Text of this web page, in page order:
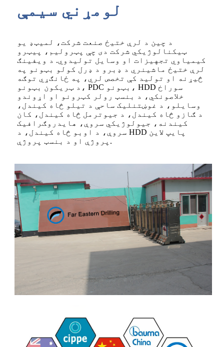
لومړني سیمې
د چین د لرې ختیځ صنعت شرکت، لمیټډ یو
ټیکنالوژیکي شرکت دی چې پټرولیم، پیټرو
کیمیاوي تجهیزات او وسایل تولیدوي. د ویفینګ
لرې ختیځ ماشینري د ډبرو د ډرل کولو بټونو په
څیړنه او تولید کې تخصص لري، په ځانګړي توګه
د ټریکون بټونو، PDC بټونو، HDD سوراخ
خلاصونکي، د بنسټ رولر کټرونو او اړوندو
وسایلو، د غوښتنلیک ساحې د تیلو څاه کیندل،
د ګازو څاه کیندل، د جیوترمل څاه کیندل، کان
کیندنه، جیولوژیکي سروې، هایدروګرافیک
سروې، د اوبو څاه کیندل، د HDD پایپ لاین
پروژې او د بنسټ پروژې.